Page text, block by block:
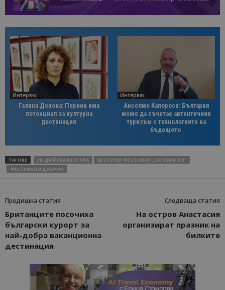
Интервю
Галина Декова: Перник има
потенциал за културна
дестинация
Интервю
Анселмо Капороси: България
може да съчетае автентичния
туризъм с технологиите на
бъдещето
ТАГОВЕ ИНДИЙСКА КУЛТУРА
КУЛТУРEН ФЕСТИВАЛ „САНСКРИТИ"
ФЕСТИВАЛ В ДОБРИЧ
Предишна статия
Британците посочиха
български курорт за
най-добра ваканционна
дестинация
Следваща статия
На остров Анастасия
организират празник на
билките